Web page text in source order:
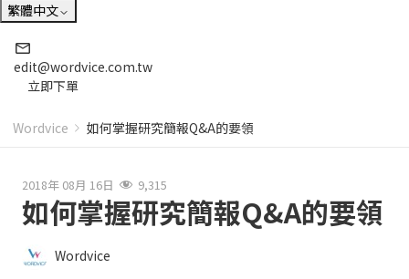
繁體中文
edit@wordvice.com.tw
立即下單
Wordvice 如何掌握研究簡報Q&A的要領
2018年 08月 16日 9,315
如何掌握研究簡報Q&A的要領
Wordvice